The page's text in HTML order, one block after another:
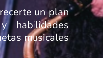
un plan
habilidades
musicales